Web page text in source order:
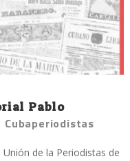
Pablo
Cubaperiodistas
de la Periodistas de